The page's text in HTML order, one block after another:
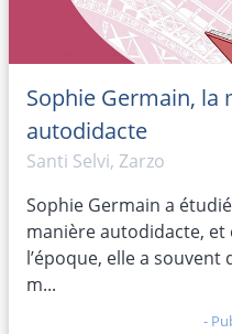
Sophie Germain,
autodidacte
Santi Selvi, Zarzo
Sophie Germain a
manière autodidacte, et
l’époque, elle a
m...
-